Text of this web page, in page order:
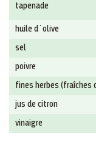
tapenade
huile d´olive
sel
poivre
fines herbes (fraîches
jus de citron
vinaigre